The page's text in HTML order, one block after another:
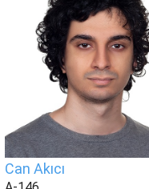
Can Akıcı